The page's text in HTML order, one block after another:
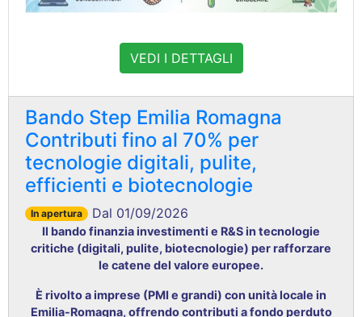
VEDI I DETTAGLI
Bando Step Emilia Romagna
Contributi fino al 70% per
tecnologie digitali, pulite,
efficienti e biotecnologie
In apertura Dal 01/09/2026
Il bando finanzia investimenti e R&S in tecnologie
critiche (digitali, pulite, biotecnologie) per rafforzare
le catene del valore europee.
È rivolto a imprese (PMI e grandi) con unità locale in
Emilia-Romagna, offrendo contributi a fondo perduto